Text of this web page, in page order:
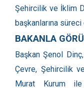
Şehircilik ve İklim
başkanlarına süreci
BAKANLA
Başkan Şenol
Çevre, Şehircilik
Murat Kurum